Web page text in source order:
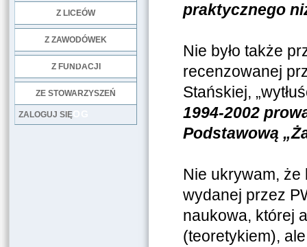
Z LICEÓW
Z ZAWODÓWEK
Z FUNDACJI
ZE STOWARZYSZEŃ
LOG
ZALOGUJ SIĘ
praktycznego
Nie było także
recenzowanej
Stańskiej,
1994-2002
Podstawową
Nie ukrywam, że
wydanej przez
naukowa, której
(teoretykiem),